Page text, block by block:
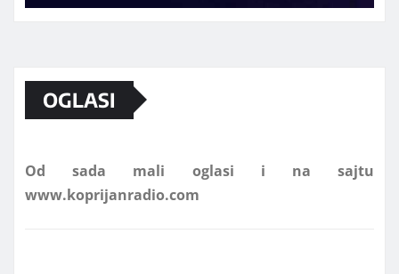
OGLASI
Od sada mali oglasi i na sajtu